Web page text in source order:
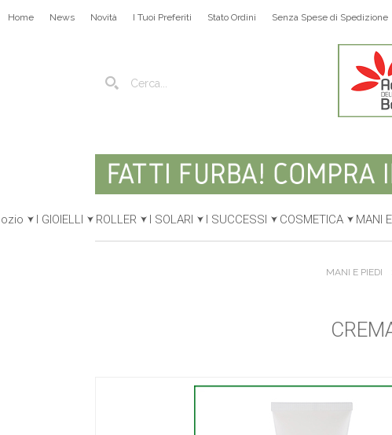
Home News Novità I Tuoi Preferiti Stato Ordini Senza Spese di Spedizione
I GIOIELLI ROLLER I SOLARI I SUCCESSI COSMETICA MANI
MANI E PIEDI